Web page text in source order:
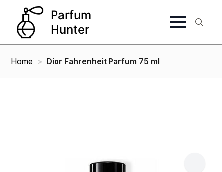
Home Dior Fahrenheit Parfum 75 ml